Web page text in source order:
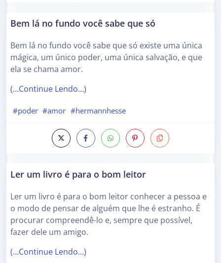
Bem lá no fundo você sabe que só
Bem lá no fundo você sabe que só existe uma única
mágica, um único poder, uma única salvação, e que
ela se chama amor.
(…Continue Lendo…)
#poder #amor #hermannhesse
Ler um livro é para o bom leitor
Ler um livro é para o bom leitor conhecer a pessoa e
o modo de pensar de alguém que lhe é estranho. É
procurar compreendê-lo e, sempre que possível,
fazer dele um amigo.
(…Continue Lendo…)